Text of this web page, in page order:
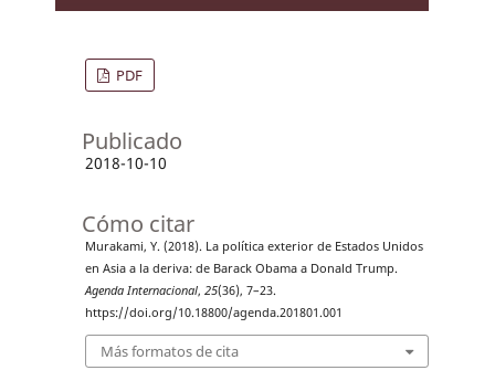
PDF
Publicado
2018-10-10
Cómo citar
Murakami, Y. (2018). La política exterior de Estados Unidos
en Asia a la deriva: de Barack Obama a Donald Trump.
Agenda Internacional, 25(36), 7–23.
https://doi.org/10.18800/agenda.201801.001
Más formatos de cita